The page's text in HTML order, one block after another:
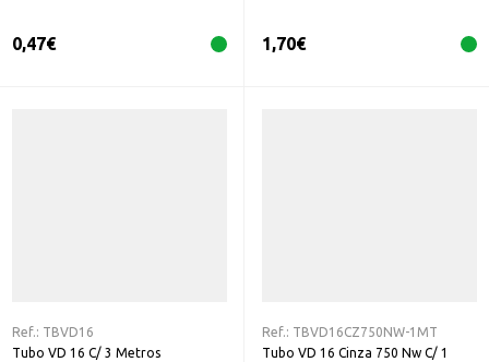
0,47€ 1,70€
Ref.: TBVD16
Tubo VD 16 C/ 3 Metros
Ref.: TBVD16CZ750NW-1MT
Tubo VD 16 Cinza 750 Nw C/ 1